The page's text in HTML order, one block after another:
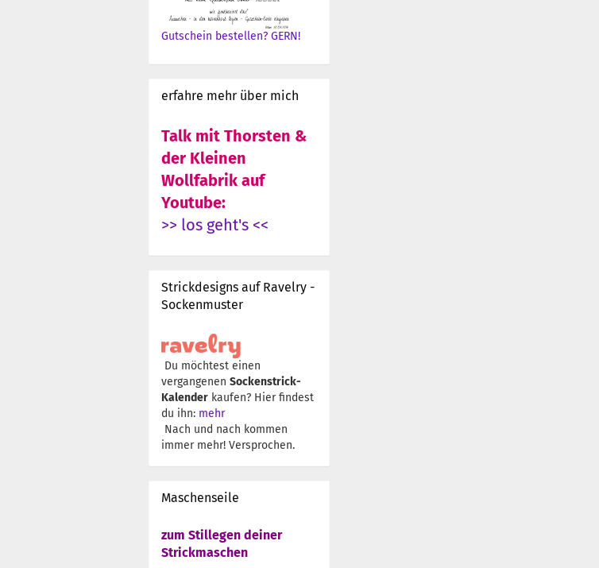
Gutschein bestellen? GERN!
erfahre mehr über mich
Talk mit Thorsten &
der Kleinen
Wollfabrik auf
Youtube:
>> los geht's <<
Strickdesigns auf Ravelry -
Sockenmuster
Du möchtest einen
vergangenen Sockenstrick-
Kalender kaufen? Hier findest
du ihn: mehr
Nach und nach kommen
immer mehr! Versprochen.
Maschenseile
zum Stillegen deiner
Strickmaschen